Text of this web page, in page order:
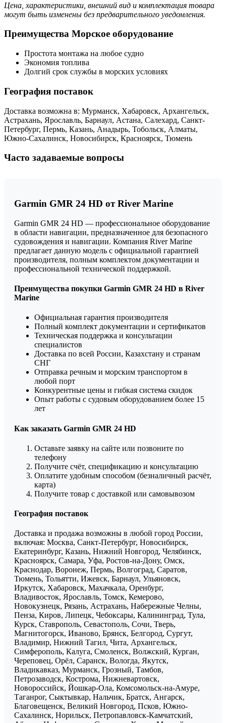
Цена, характеристики, внешний вид и комплектация товара
могут быть изменены без предварительного уведомления.
Преимущества Морское оборудование
Простота монтажа на любое судно
Экономия топлива
Долгий срок службы в морских условиях
География поставок
Доставка возможна в: Мурманск, Хабаровск, Архангельск,
Астрахань, Ярославль, Барнаул, Астана, Салехард, Санкт-
Петербург, Пермь, Казань, Анадырь, Тобольск, Алматы,
Южно-Сахалинск, Новосибирск, Красноярск, Тюмень
Часто задаваемые вопросы
Garmin GMR 24 HD от River Marine
Garmin GMR 24 HD — профессиональное оборудование
в области навигации, предназначенное для безопасного
судовождения и навигации. Компания River Marine
предлагает данную модель с официальной гарантией
производителя, полным комплектом документации и
профессиональной технической поддержкой.
Преимущества покупки Garmin GMR 24 HD в River
Marine
Официальная гарантия производителя
Полный комплект документации и сертификатов
Техническая поддержка и консультации
специалистов
Доставка по всей России, Казахстану и странам
СНГ
Отправка речным и морским транспортом в
любой порт
Конкурентные цены и гибкая система скидок
Опыт работы с судовым оборудованием более 15
лет
Как заказать Garmin GMR 24 HD
Оставьте заявку на сайте или позвоните по
телефону
Получите счёт, спецификацию и консультацию
Оплатите удобным способом (безналичный расчёт,
карта)
Получите товар с доставкой или самовывозом
География поставок
Доставка и продажа возможны в любой город России,
включая: Москва, Санкт-Петербург, Новосибирск,
Екатеринбург, Казань, Нижний Новгород, Челябинск,
Красноярск, Самара, Уфа, Ростов-на-Дону, Омск,
Краснодар, Воронеж, Пермь, Волгоград, Саратов,
Тюмень, Тольятти, Ижевск, Барнаул, Ульяновск,
Иркутск, Хабаровск, Махачкала, Оренбург,
Владивосток, Ярославль, Томск, Кемерово,
Новокузнецк, Рязань, Астрахань, Набережные Челны,
Пенза, Киров, Липецк, Чебоксары, Калининград, Тула,
Курск, Ставрополь, Севастополь, Сочи, Тверь,
Магнитогорск, Иваново, Брянск, Белгород, Сургут,
Владимир, Нижний Тагил, Чита, Архангельск,
Симферополь, Калуга, Смоленск, Волжский, Курган,
Череповец, Орёл, Саранск, Вологда, Якутск,
Владикавказ, Мурманск, Грозный, Тамбов,
Петрозаводск, Кострома, Нижневартовск,
Новороссийск, Йошкар-Ола, Комсомольск-на-Амуре,
Таганрог, Сыктывкар, Нальчик, Братск, Ангарск,
Благовещенск, Великий Новгород, Псков, Южно-
Сахалинск, Норильск, Петропавловск-Камчатский,